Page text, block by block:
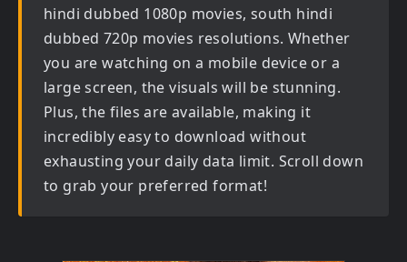
hindi dubbed 1080p movies, south hindi
dubbed 720p movies resolutions. Whether
you are watching on a mobile device or a
large screen, the visuals will be stunning.
Plus, the files are available, making it
incredibly easy to download without
exhausting your daily data limit. Scroll down
to grab your preferred format!